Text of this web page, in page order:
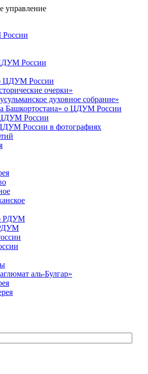
управление
России
ЦДУМ России
очерки»
духовное собрание»
Башкортостана» о ЦДУМ России
России
России в фотографиях
РДУМ
аль-Булгар»